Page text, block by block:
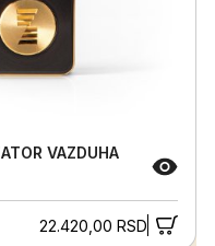
VAZDUHA
22.420,00 RSD